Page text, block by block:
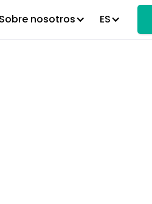
Sobre nosotros ES